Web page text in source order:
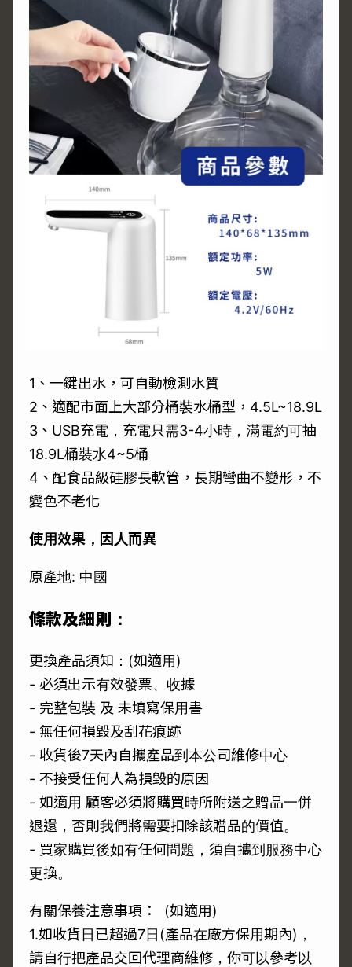
1、一鍵出水，可自動檢測水質
2、適配市面上大部分桶裝水桶型，4.5L~18.9L
3、USB充電，充電只需3-4小時，滿電約可抽
18.9L桶裝水4~5桶
4、配食品級硅膠長軟管，長期彎曲不變形，不
變色不老化
使用效果，因人而異
原產地: 中國
條款及細則：
更換產品須知：(如適用)
- 必須出示有效發票、收據
- 完整包裝 及 未填寫保用書
- 無任何損毀及刮花痕跡
- 收貨後7天內自攜產品到本公司維修中心
- 不接受任何人為損毀的原因
- 如適用 顧客必須將購買時所附送之贈品一併
退還，否則我們將需要扣除該贈品的價值。
- 買家購買後如有任何問題，須自攜到服務中心
更換。
有關保養注意事項： (如適用)
1.如收貨日已超過7日(產品在廠方保用期內)，
請自行把產品交回代理商維修，你可以參考以